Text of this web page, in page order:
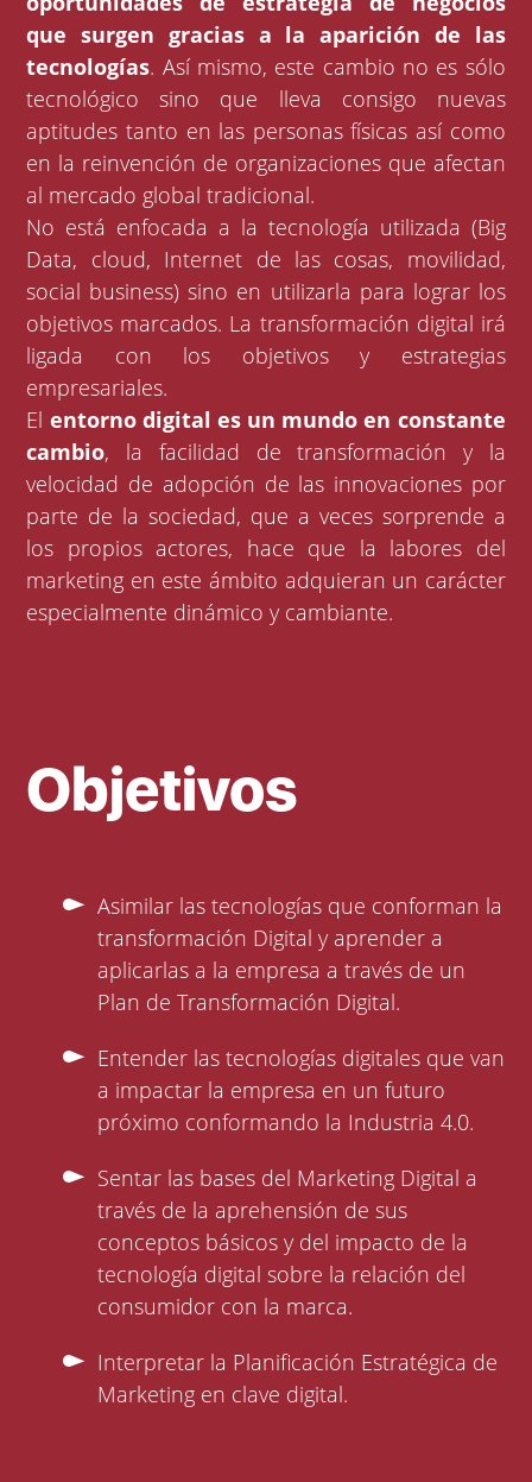
que surgen gracias a la aparición de las
tecnologías. Así mismo, este cambio no es sólo
tecnológico sino que lleva consigo nuevas
aptitudes tanto en las personas físicas así como
en la reinvención de organizaciones que afectan
al mercado global tradicional.
No está enfocada a la tecnología utilizada (Big
Data, cloud, Internet de las cosas, movilidad,
social business) sino en utilizarla para lograr los
objetivos marcados. La transformación digital irá
ligada con los objetivos y estrategias
empresariales.
El entorno digital es un mundo en constante
cambio, la facilidad de transformación y la
velocidad de adopción de las innovaciones por
parte de la sociedad, que a veces sorprende a
los propios actores, hace que la labores del
marketing en este ámbito adquieran un carácter
especialmente dinámico y cambiante.
Objetivos
Asimilar las tecnologías que conforman la
transformación Digital y aprender a
aplicarlas a la empresa a través de un
Plan de Transformación Digital.
Entender las tecnologías digitales que van
a impactar la empresa en un futuro
próximo conformando la Industria 4.0.
Sentar las bases del Marketing Digital a
través de la aprehensión de sus
conceptos básicos y del impacto de la
tecnología digital sobre la relación del
consumidor con la marca.
Interpretar la Planificación Estratégica de
Marketing en clave digital.